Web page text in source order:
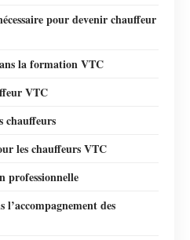
pour devenir chauffeur
la formation VTC
VTC
chauffeurs
les chauffeurs VTC
professionnelle
l’accompagnement des